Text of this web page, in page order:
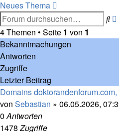
Neues Thema
4 Themen • Seite 1 von 1
Bekanntmachungen
Antworten
Zugriffe
Letzter Beitrag
Domains
von Sebastian » 06.05.2026,
0Antworten
1478Zugriffe